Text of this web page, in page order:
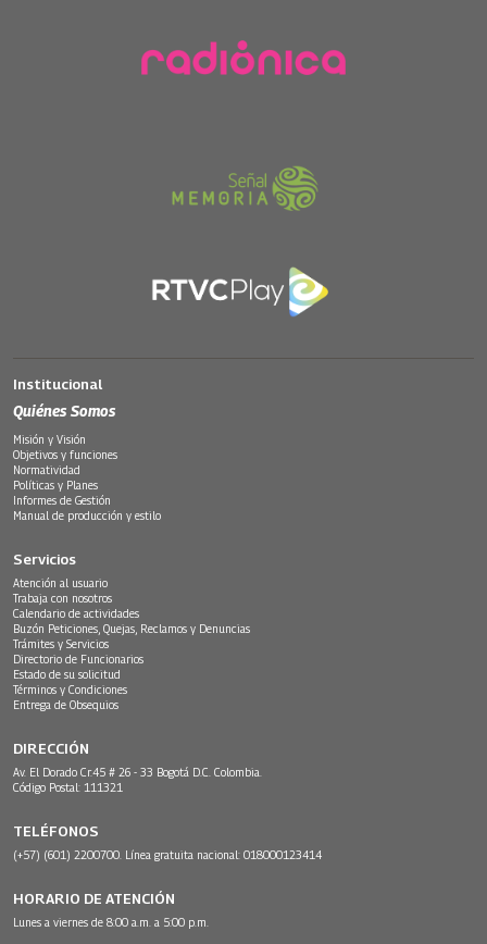
Institucional
Quiénes Somos
Misión y Visión
Objetivos y funciones
Normatividad
Políticas y Planes
Informes de Gestión
Manual de producción y estilo
Servicios
Atención al usuario
Trabaja con nosotros
Calendario de actividades
Buzón Peticiones, Quejas, Reclamos y Denuncias
Trámites y Servicios
Directorio de Funcionarios
Estado de su solicitud
Términos y Condiciones
Entrega de Obsequios
DIRECCIÓN
Av. El Dorado Cr.45 # 26 - 33 Bogotá D.C. Colombia.
Código Postal: 111321
TELÉFONOS
(+57) (601) 2200700. Línea gratuita nacional: 018000123414
HORARIO DE ATENCIÓN
Lunes a viernes de 8:00 a.m. a 5:00 p.m.